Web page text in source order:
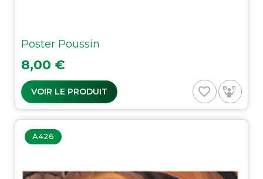
Poster Poussin
Prix
8,00 €
VOIR LE PRODUIT favorite_border
A426